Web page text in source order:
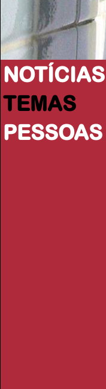
NOTÍCIAS
TEMAS
PESSOAS